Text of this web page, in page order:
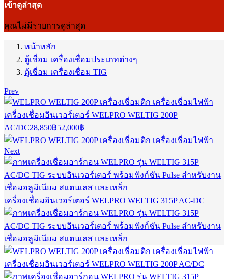
เข้าดูล่าสุด
คุณไม่มีรายการดูล่าสุด
หน้าหลัก
ตู้เชื่อม เครื่องเชื่อมประเภทต่างๆ
ตู้เชื่อม เครื่องเชื่อม TIG
Prev
เครื่องเชื่อมอินเวอร์เตอร์ WELPRO WELTIG 200P
AC/DC28,850฿Current
price
is:
52,000฿
price
was:
Next
เครื่องเชื่อมอินเวอร์เตอร์ WELPRO WELTIG 315P AC-DC
เครื่องเชื่อมอินเวอร์เตอร์ WELPRO WELTIG 200P AC/DC